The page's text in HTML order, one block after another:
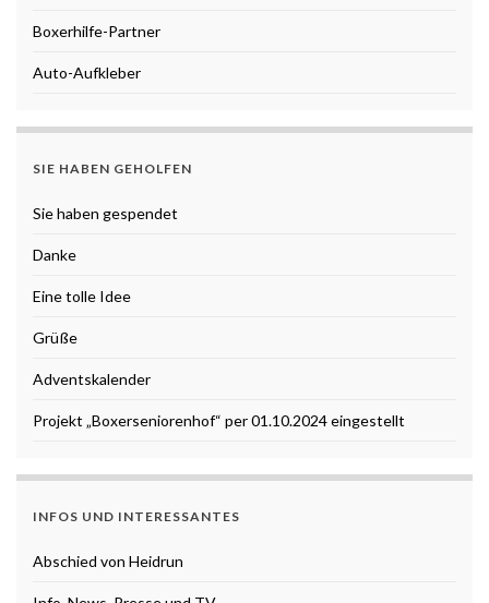
Boxerhilfe-Partner
Auto-Aufkleber
SIE HABEN GEHOLFEN
Sie haben gespendet
Danke
Eine tolle Idee
Grüße
Adventskalender
Projekt „Boxerseniorenhof“ per 01.10.2024 eingestellt
INFOS UND INTERESSANTES
Abschied von Heidrun